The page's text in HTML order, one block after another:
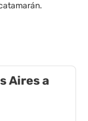
Aires a